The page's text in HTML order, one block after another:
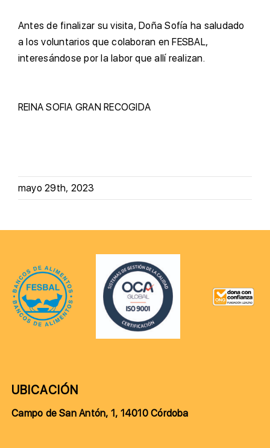
Antes de finalizar su visita, Doña Sofía ha saludado
a los voluntarios que colaboran en FESBAL,
interesándose por la labor que allí realizan.
REINA SOFIA GRAN RECOGIDA
mayo 29th, 2023
UBICACIÓN
Campo de San Antón, 1, 14010 Córdoba